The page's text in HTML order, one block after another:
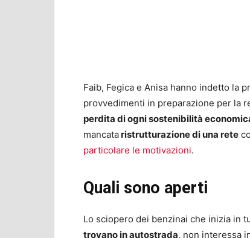
Faib, Fegica e Anisa hanno indetto la
provvedimenti in preparazione per la
perdita di ogni sostenibilità
mancataristrutturazione di una rete
particolare le motivazioni.
Quali sono aperti
Lo sciopero dei benzinai che inizia in
trovano in autostrada, non interessa